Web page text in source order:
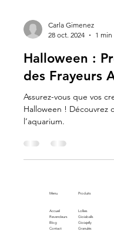
28 oct. 2024
1
Halloween :
des Frayeurs
Assurez-vous que vos
l’aquarium.
Menu Produits